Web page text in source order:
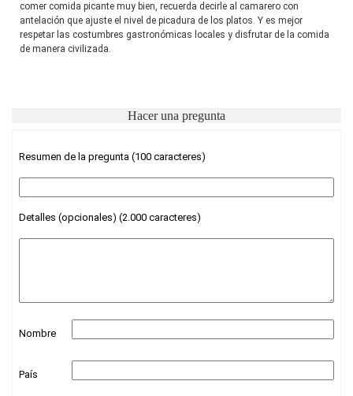
comer comida picante muy bien, recuerda decirle al camarero con
antelación que ajuste el nivel de picadura de los platos. Y es mejor
respetar las costumbres gastronómicas locales y disfrutar de la comida
de manera civilizada.
Hacer una pregunta
Resumen de la pregunta (100 caracteres)
Detalles (opcionales) (2.000 caracteres)
Nombre
País